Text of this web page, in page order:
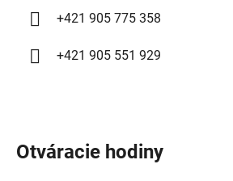
+421 905 775 358
+421 905 551 929
Otváracie hodiny